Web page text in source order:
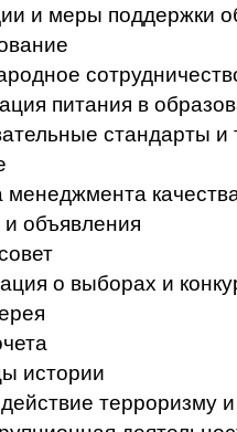
и меры поддержки
питания в
стандарты и
объявления
о выборах и
истории
терроризму